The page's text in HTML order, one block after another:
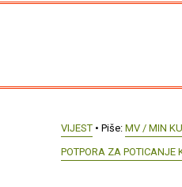
VIJEST • Piše: MV / MIN
POTPORA ZA